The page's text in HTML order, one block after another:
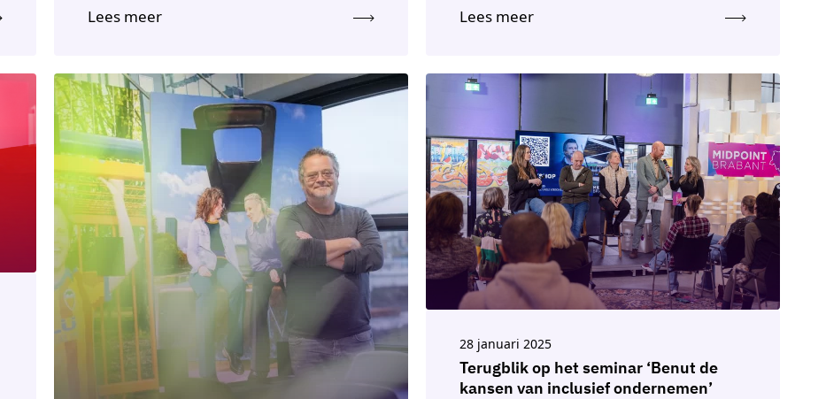
Lees meer Lees meer
Terugblik op het seminar ‘Benut de
kansen van inclusief ondernemen’
28 januari 2025